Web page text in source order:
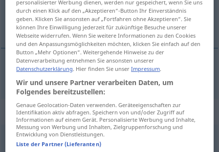
(Für mehr Details die Übersetzung anklicken/antippen)
mandat karny
Strafmandat
Synonyme für "Strafmandat"
Strafzettel,Knolle (ugs.),Knöllchen (ugs.)
personalisierter Werbung dienen, werden nur gespeichert, wenn Sie uns
durch einen Klick auf den „Akzeptieren“-Button Ihr Einverständnis
geben. Klicken Sie ansonsten auf „Fortfahren ohne Akzeptieren“. Sie
können Ihre Einwilligung jederzeit für zukünftige Besuche unserer
Webseite widerrufen. Wenn Sie weitere Informationen zu den Cookies
und den Anpassungsmöglichkeiten möchten, klicken Sie einfach auf den
Button „Mehr Optionen“. Weitergehende Hinweise zu der
Datenverarbeitung entnehmen Sie ansonsten unserer
Datenschutzerklärung. Hier finden Sie unserImpressum.
Wir und unsere Partner verarbeiten Daten, um
Folgendes bereitzustellen:
Genaue Geolocation-Daten verwenden. Geräteeigenschaften zur
Identifikation aktiv abfragen. Speichern von und/oder Zugriff auf
Informationen auf einem Gerät. Personalisierte Werbung und Inhalte,
Messung von Werbung und Inhalten, Zielgruppenforschung und
Entwicklung von Dienstleistungen.
Liste der Partner (Lieferanten)